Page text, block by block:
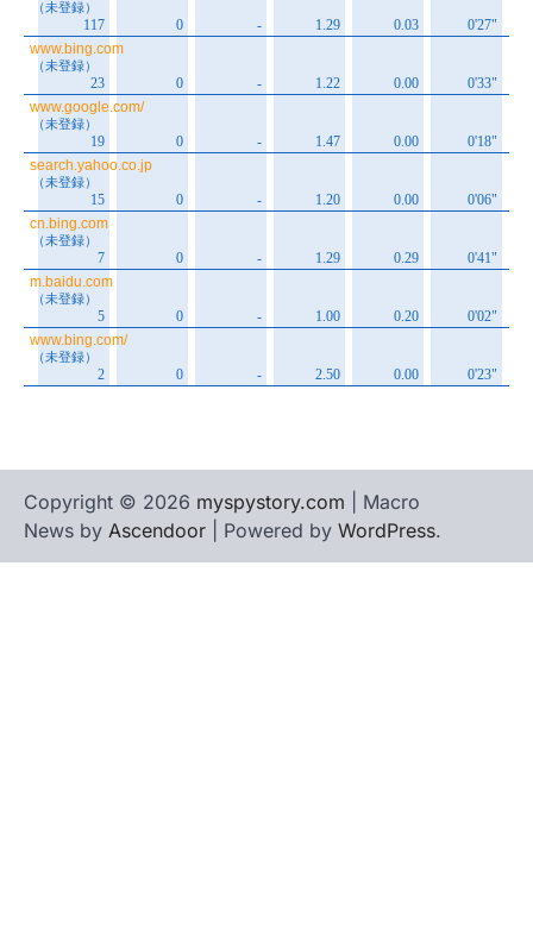
Copyright © 2026 myspystory.com | Macro
News by Ascendoor | Powered by WordPress.